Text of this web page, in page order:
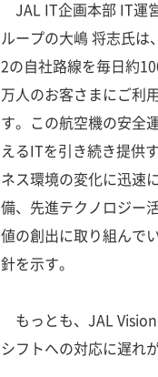
JAL IT企画本部 IT運
ループの大嶋 将志氏は
2の自社路線を毎日約
万人のお客さまにご利
す。この航空機の安全
えるITを引き続き提供
ネス環境の変化に迅速
備、先進テクノロジー
値の創出に取り組んで
針を示す。
もっとも、JAL
シフトへの対応に遅れ